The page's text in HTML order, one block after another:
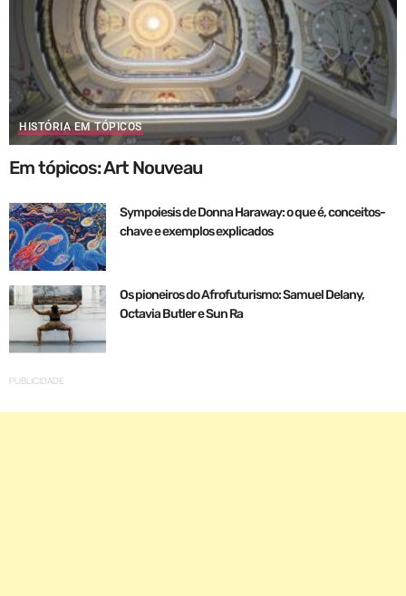
HISTÓRIA EM TÓPICOS
Em tópicos: Art Nouveau
Sympoiesis de Donna Haraway: o que é, conceitos-
chave e exemplos explicados
Os pioneiros do Afrofuturismo: Samuel Delany,
Octavia Butler e Sun Ra
PUBLICIDADE